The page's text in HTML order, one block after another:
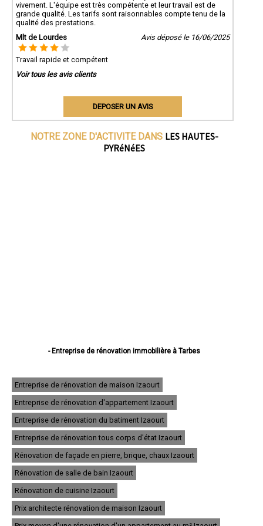
vivement. L'équipe est très compétente et leur travail est de
grande qualité. Les tarifs sont raisonnables compte tenu de la
qualité des prestations.
Mlt de Lourdes
Avis déposé le 16/06/2025
Travail rapide et compétent
Voir tous les avis clients
DEPOSER UN AVIS
NOTRE ZONE D'ACTIVITE DANS LES HAUTES-
PYRéNéES
- Entreprise de rénovation immobilière à Tarbes
- Entreprise de rénovation immobilière à Aureilhan
- Entreprise de rénovation immobilière à Lannemezan
- Entreprise de rénovation immobilière à Vic-en-Bigorre
- Entreprise de rénovation immobilière à Séméac
- Entreprise de rénovation immobilière à Bordères-sur-l'Échez
- Entreprise de rénovation immobilière à Juillan
- Entreprise de rénovation immobilière à Barbazan-Debat
- Entreprise de rénovation immobilière à Argelès-Gazost
- Entreprise de rénovation immobilière à Odos
- Entreprise de rénovation immobilière à Soues
- Entreprise de rénovation immobilière à Ibos
- Entreprise de rénovation immobilière à Maubourguet
- Entreprise de rénovation immobilière à Ossun
- Entreprise de rénovation immobilière à Laloubère
Entreprise de rénovation de maison Izaourt
Entreprise de rénovation d'appartement Izaourt
Entreprise de rénovation du batiment Izaourt
Entreprise de rénovation tous corps d'état Izaourt
Rénovation de façade en pierre, brique, chaux Izaourt
Rénovation de salle de bain Izaourt
Rénovation de cuisine Izaourt
Prix architecte rénovation de maison Izaourt